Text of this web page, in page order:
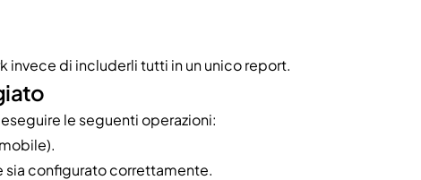
invece di includerli tutti in un unico report.
le seguenti operazioni:
sia configurato correttamente.